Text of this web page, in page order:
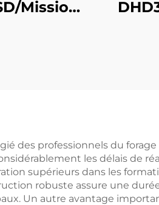
Mission/WT
des professionnels du
les délais de
supérieurs dans les
robuste assure une
Un autre avantage